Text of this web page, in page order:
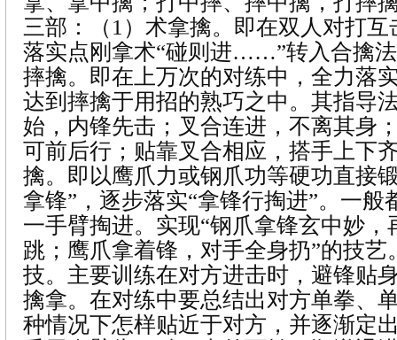
三部：（1）术拿擒。即在双人对打
落实点刚拿术“碰则进……”转入合擒
摔擒。即在上万次的对练中，全力落
达到摔擒于用招的熟巧之中。其指导
始，内锋先击；叉合连进，不离其身
可前后行；贴靠叉合相应，搭手上下
擒。即以鹰爪力或钢爪功等硬功直接
拿锋”，逐步落实“拿锋行掏进”。一般
一手臂掏进。实现“钢爪拿锋玄中妙，
跳；鹰爪拿着锋，对手全身扔”的技艺
技。主要训练在对方进击时，避锋贴
擒拿。在对练中要总结出对方单拳、
种情况下怎样贴近于对方，并逐渐定